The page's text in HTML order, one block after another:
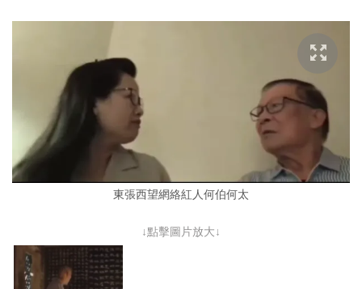
東張西望網絡紅人何伯何太
↓點擊圖片放大↓